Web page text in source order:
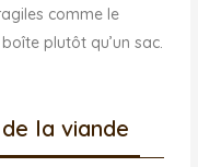
comme le
plutôt qu’un sac.
la viande